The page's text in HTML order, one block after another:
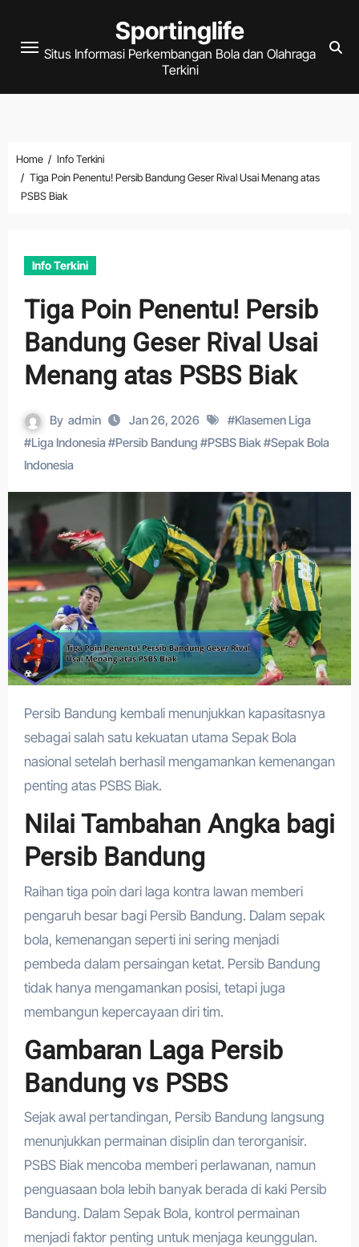
content
Sportinglife
Situs Informasi Perkembangan Bola dan Olahraga
Terkini
Home
Info Terkini
Tiga Poin Penentu! Persib Bandung Geser Rival Usai Menang atas
PSBS Biak
Info Terkini
Tiga Poin Penentu! Persib
Bandung Geser Rival Usai
Menang atas PSBS Biak
By admin Jan 26, 2026 #Klasemen Liga
#Liga Indonesia#Persib Bandung #PSBS Biak#Sepak Bola
Indonesia
Persib Bandung kembali menunjukkan kapasitasnya
sebagai salah satu kekuatan utama Sepak Bola
nasional setelah berhasil mengamankan kemenangan
penting atas PSBS Biak.
Nilai Tambahan Angka bagi
Persib Bandung
Raihan tiga poin dari laga kontra lawan memberi
pengaruh besar bagi Persib Bandung. Dalam sepak
bola, kemenangan seperti ini sering menjadi
pembeda dalam persaingan ketat. Persib Bandung
tidak hanya mengamankan posisi, tetapi juga
membangun kepercayaan diri tim.
Gambaran Laga Persib
Bandung vs PSBS
Sejak awal pertandingan, Persib Bandung langsung
menunjukkan permainan disiplin dan terorganisir.
PSBS Biak mencoba memberi perlawanan, namun
penguasaan bola lebih banyak berada di kaki Persib
Bandung. Dalam Sepak Bola, kontrol permainan
menjadi faktor penting untuk menjaga keunggulan.